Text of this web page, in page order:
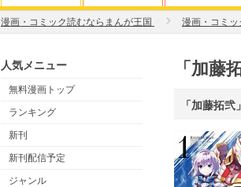
漫画・コミック読むならまんが王国 漫画・コミ
人気メニュー
無料漫画トップ
ランキング
新刊
新刊配信予定
ジャンル
「加藤
「加藤拓弐」